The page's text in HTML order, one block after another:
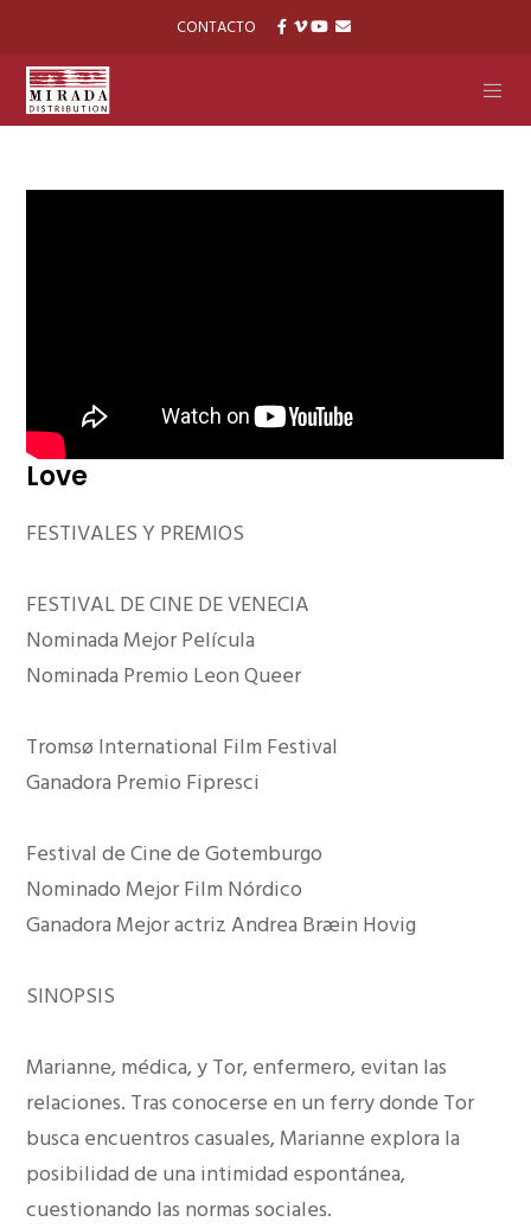
CONTACTO
Love
FESTIVALES Y PREMIOS
FESTIVAL DE CINE DE VENECIA
Nominada Mejor Película
Nominada Premio Leon Queer
Tromsø International Film Festival
Ganadora Premio Fipresci
Festival de Cine de Gotemburgo
Nominado Mejor Film Nórdico
Ganadora Mejor actriz Andrea Bræin Hovig
SINOPSIS
Marianne, médica, y Tor, enfermero, evitan las
relaciones. Tras conocerse en un ferry donde Tor
busca encuentros casuales, Marianne explora la
posibilidad de una intimidad espontánea,
cuestionando las normas sociales.